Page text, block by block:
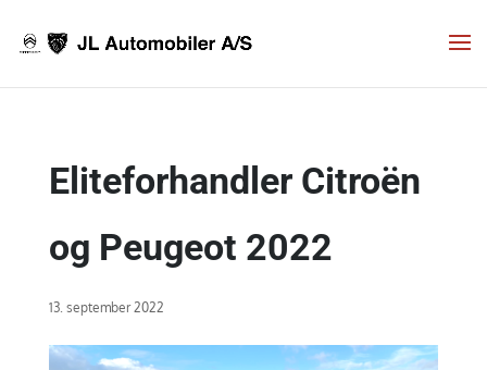
Eliteforhandler Citroën
og Peugeot 2022
13. september 2022